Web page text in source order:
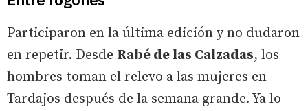
Participaron en la última edición y no dudaron
en repetir. Desde Rabé de las Calzadas, los
hombres toman el relevo a las mujeres en
Tardajos después de la semana grande. Ya lo